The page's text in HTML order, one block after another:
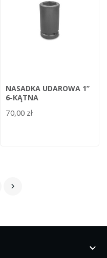
NASADKA UDAROWA 1’’
6-KĄTNA
70,00 zł

keyboard_arrow_down